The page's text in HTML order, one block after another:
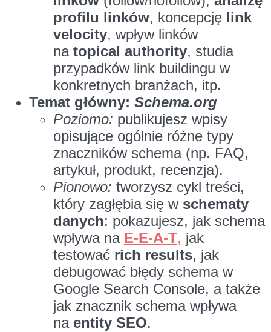
profilu linków, koncepcję link
velocity, wpływ linków
na topical authority, studia
przypadków link buildingu w
konkretnych branżach, itp.
Temat główny: Schema.org
Poziomo: publikujesz wpisy
opisujące ogólnie różne typy
znaczników schema (np. FAQ,
artykuł, produkt, recenzja).
Pionowo: tworzysz cykl treści,
który zagłębia się w schematy
danych: pokazujesz, jak schema
wpływa na E-E-A-T, jak
testować rich results, jak
debugować błędy schema w
Google Search Console, a także
jak znacznik schema wpływa
na entity SEO.